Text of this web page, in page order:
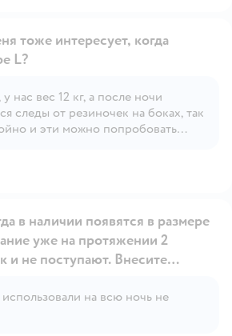
Открыть вопрос
тоже интересует, когда
L?
нас вес 12 кг, а после ночи
следы от резиночек на боках, так
и эти можно попробовать
весь заполнен, а внизу и
Открыть вопрос
в наличии появятся в размере
уже на протяжении 2
и не поступают. Внесите
на всю ночь не